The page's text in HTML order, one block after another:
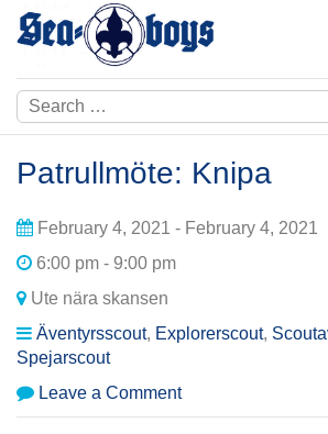
Skip
Search
for:
Patrullmöte: Knipa
February 4, 2021 - February 4, 2021
6:00 pm - 9:00 pm
Ute nära skansen
Äventyrsscout, Explorerscout,
Spejarscout
Leave a Commenton
Patrullmöte: